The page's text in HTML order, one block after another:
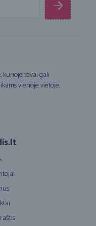
kurioje tėvai gali
vienoje vietoje.